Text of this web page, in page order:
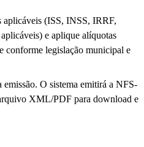
aplicáveis (ISS, INSS, IRRF,
e aplique alíquotas
conforme legislação municipal e
emissão. O sistema emitirá a NFS-
XML/PDF para download e